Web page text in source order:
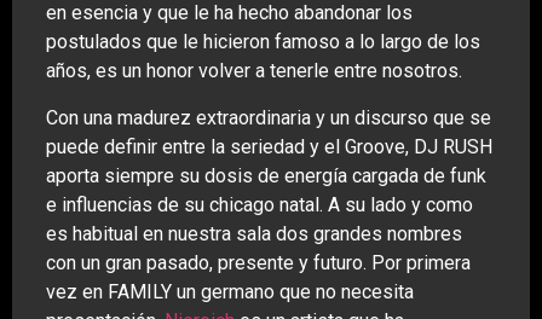
en esencia y que le ha hecho abandonar los
postulados que le hicieron famoso a lo largo de los
años, es un honor volver a tenerle entre nosotros.
Con una madurez extraordinaria y un discurso que se
puede definir entre la seriedad y el Groove, DJ RUSH
aporta siempre su dosis de energía cargada de funk
e influencias de su chicago natal. A su lado y como
es habitual en nuestra sala dos grandes nombres
con un gran pasado, presente y futuro. Por primera
vez en FAMILY un germano que no necesita